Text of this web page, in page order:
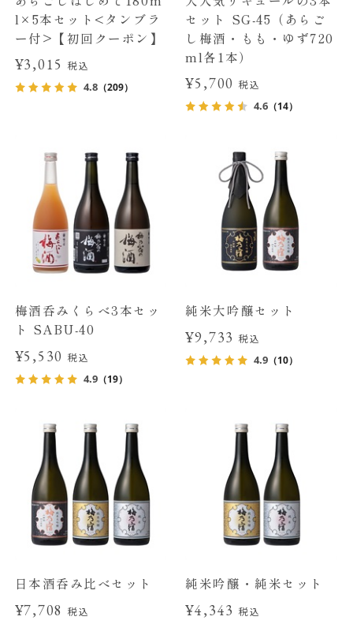
l×5本セット<タンブラ
ー付>【初回クーポン】
¥3,015税込
4.8（209）
セット SG-45（あらご
し梅酒・もも・ゆず720
ml各1本）
¥5,700 税込
4.6 （14）
梅酒呑みくらべ3本セッ
ト SABU-40
¥5,530税込
4.9（19）
純米大吟醸セット
¥9,733 税込
4.9 （10）
日本酒呑み比べセット
¥7,708税込
純米吟醸・純米セット
¥4,343 税込